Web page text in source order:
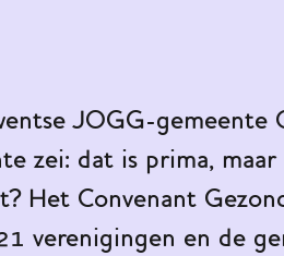
JOGG-
zei: dat is prima,
Het Convenant
verenigingen en de